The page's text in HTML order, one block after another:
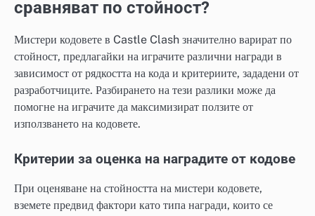
сравняват по стойност?
Мистери кодовете в Castle Clash значително варират по
стойност, предлагайки на играчите различни награди в
зависимост от рядкостта на кода и критериите, зададени от
разработчиците. Разбирането на тези разлики може да
помогне на играчите да максимизират ползите от
използването на кодовете.
Критерии за оценка на наградите от кодове
При оценяване на стойността на мистери кодовете,
вземете предвид фактори като типа награди, които се